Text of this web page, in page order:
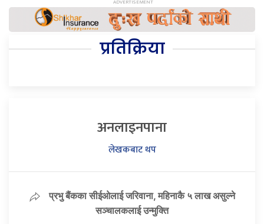
प्रतिक्रिया
अनलाइनपाना
लेखकबाट थप
प्रभु बैंकका सीईओलाई जरिवाना, महिनाकै ५ लाख असुल्ने
सञ्चालकलाई उन्मुक्ति